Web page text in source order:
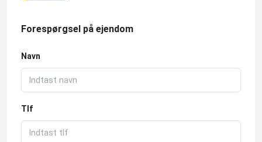
Forespørgsel på ejendom
Navn
Tlf